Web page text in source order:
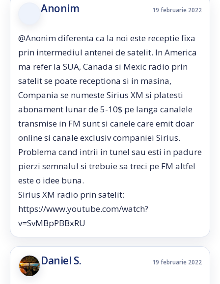
Anonim 19 februarie 2022
@Anonim diferenta ca la noi este receptie fixa
prin intermediul antenei de satelit. In America
ma refer la SUA, Canada si Mexic radio prin
satelit se poate receptiona si in masina,
Compania se numeste Sirius XM si platesti
abonament lunar de 5-10$ pe langa canalele
transmise in FM sunt si canele care emit doar
online si canale exclusiv companiei Sirius.
Problema cand intrii in tunel sau esti in padure
pierzi semnalul si trebuie sa treci pe FM altfel
este o idee buna.
Sirius XM radio prin satelit:
https://www.youtube.com/watch?
v=SvMBpPBBxRU
Daniel S. 19 februarie 2022